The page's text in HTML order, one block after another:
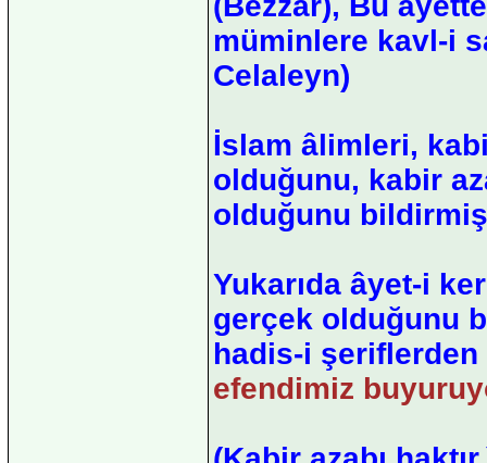
müminlere kavl-i
Celaleyn)
İslam âlimleri,
olduğunu, kabir
olduğunu
Yukarıda âyet-i
gerçek olduğunu
hadis-i şeriflerden
efendimiz